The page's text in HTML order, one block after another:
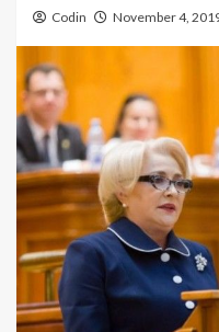
Codin November 4,